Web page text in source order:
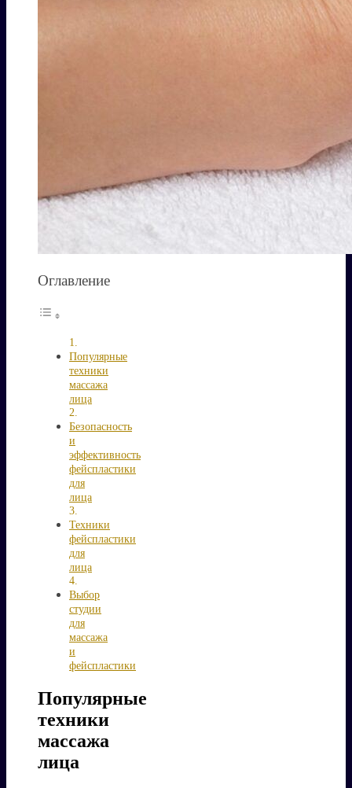
Оглавление
Популярные
техники
массажа
лица
Безопасность
и
эффективность
фейспластики
для
лица
Техники
фейспластики
для
лица
Выбор
студии
для
массажа
и
фейспластики
Популярные
техники
массажа
лица